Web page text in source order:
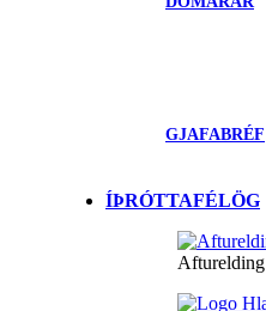
GJAFABRÉF
ÍÞRÓTTAFÉLÖG
Afturelding